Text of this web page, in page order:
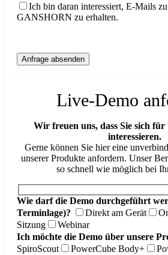
Ich bin daran interessiert, E-Mails
GANSHORN zu erhalten.
Live-Demo
Wir freuen uns, dass Sie sich
interessieren.
Gerne können Sie hier eine
unserer Produkte anfordern. Unser
so schnell wie möglich bei
Wie darf die Demo durchgeführt
Terminlage)?
Direkt am Gerät
Sitzung
Webinar
Ich möchte die Demo über unsere
SpiroScout
PowerCube Body+